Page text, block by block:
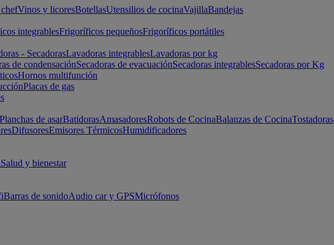
Vinos y licoresBotellasUtensilios de cocinaVajillaBandejas
integrablesFrigoríficos pequeñosFrigoríficos portátiles
- SecadorasLavadoras integrablesLavadoras por kg
de condensaciónSecadoras de evacuaciónSecadoras integrablesSecadoras por Kg
Hornos multifunción
Placas de gas
Planchas de asarBatidorasAmasadoresRobots de CocinaBalanzas de CocinaTostadoras
DifusoresEmisores TérmicosHumidificadores
Salud y bienestar
Barras de sonidoAudio car y GPSMicrófonos